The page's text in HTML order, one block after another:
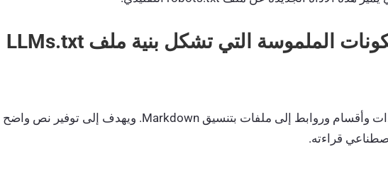
3.1. ما هي المكونات الملموسة التي تشكل بنية ملف LLMs.txt
يحتوي الملف على إرشادات وأقسام وروابط إلى ملفات بتنسيق Markdown. ويهدف إلى توفير نص واضح
قراءته.